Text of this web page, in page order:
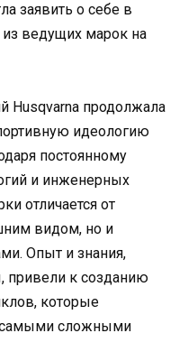
заявить о себе в
из ведущих марок на
Husqvarna продолжала
идеологию
постоянному
и инженерных
отличается от
видом, но и
Опыт и знания,
привели к созданию
которые
самыми сложными